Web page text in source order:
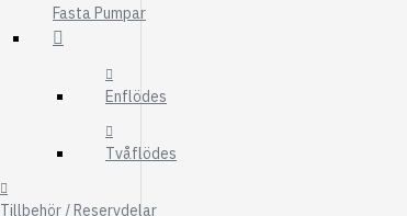
Fasta Pumpar
Enflödes
Tvåflödes
Tillbehör / Reservdelar